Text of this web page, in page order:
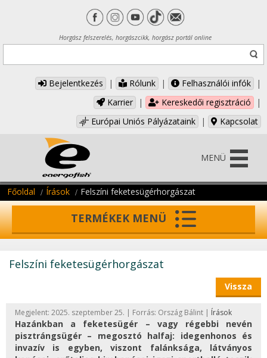
Horgász felszerelés, horgászcikk, horgász portál online
Bejelentkezés | Rólunk | Felhasználói infók
|
Karrier
| Kereskedői regisztráció
|
Európai Uniós Pályázataink
| Kapcsolat
MENÜ
Főoldal Írások Felszíni feketesügérhorgászat
TERMÉKEK MENÜ
Felszíni feketesügérhorgászat
Vissza
Megjelent: 2025. szeptember 25. | Forrás: Ország Bálint | Írások
Hazánkban a feketesügér – vagy régebbi nevén
pisztrángsügér – megosztó halfaj: idegenhonos és
invazív is egyben, viszont falánksága, látványos